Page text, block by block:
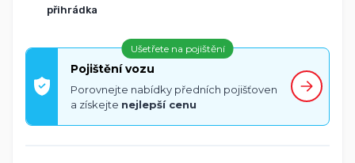
přihrádka
Ušetřete na pojištění
Pojištění vozu
Porovnejte nabídky předních pojišťoven
a získejte nejlepší cenu